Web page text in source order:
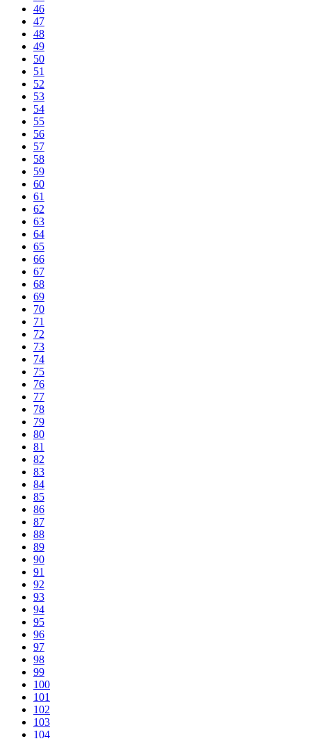
46
47
48
49
50
51
52
53
54
55
56
57
58
59
60
61
62
63
64
65
66
67
68
69
70
71
72
73
74
75
76
77
78
79
80
81
82
83
84
85
86
87
88
89
90
91
92
93
94
95
96
97
98
99
100
101
102
103
104